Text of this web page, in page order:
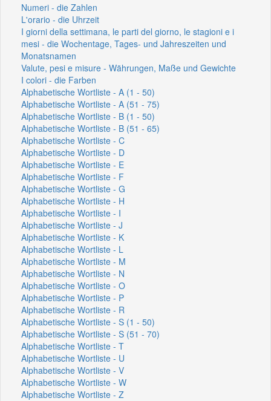
Numeri - die Zahlen
L'orario - die Uhrzeit
I giorni della settimana, le parti del giorno, le stagioni e i
mesi - die Wochentage, Tages- und Jahreszeiten und
Monatsnamen
Valute, pesi e misure - Währungen, Maße und Gewichte
I colori - die Farben
Alphabetische Wortliste - A (1 - 50)
Alphabetische Wortliste - A (51 - 75)
Alphabetische Wortliste - B (1 - 50)
Alphabetische Wortliste - B (51 - 65)
Alphabetische Wortliste - C
Alphabetische Wortliste - D
Alphabetische Wortliste - E
Alphabetische Wortliste - F
Alphabetische Wortliste - G
Alphabetische Wortliste - H
Alphabetische Wortliste - I
Alphabetische Wortliste - J
Alphabetische Wortliste - K
Alphabetische Wortliste - L
Alphabetische Wortliste - M
Alphabetische Wortliste - N
Alphabetische Wortliste - O
Alphabetische Wortliste - P
Alphabetische Wortliste - R
Alphabetische Wortliste - S (1 - 50)
Alphabetische Wortliste - S (51 - 70)
Alphabetische Wortliste - T
Alphabetische Wortliste - U
Alphabetische Wortliste - V
Alphabetische Wortliste - W
Alphabetische Wortliste - Z